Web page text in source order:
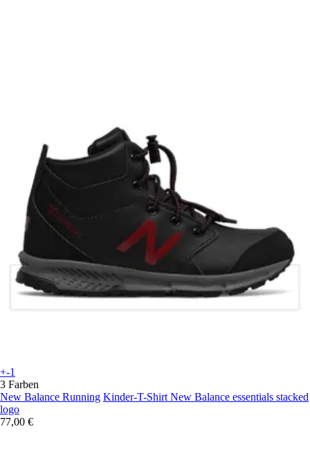
+-1
3 Farben
New Balance Running Kinder-T-Shirt New Balance essentials stacked
logo
77,00 €